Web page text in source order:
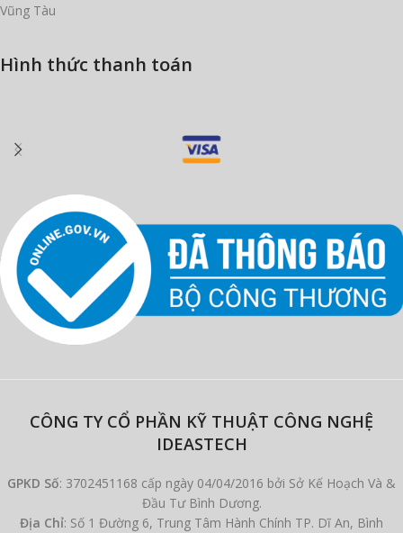
Vũng Tàu
Hình thức thanh toán
CÔNG TY CỔ PHẦN KỸ THUẬT CÔNG NGHỆ
IDEASTECH
GPKD Số: 3702451168 cấp ngày 04/04/2016 bởi Sở Kế Hoạch Và &
Đầu Tư Bình Dương.
Địa Chỉ: Số 1 Đường 6, Trung Tâm Hành Chính TP. Dĩ An, Bình